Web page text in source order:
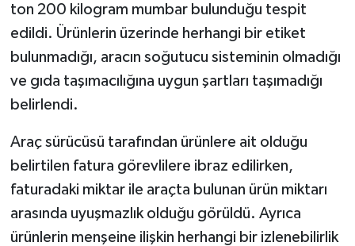
ton 200 kilogram mumbar bulunduğu tespit
edildi. Ürünlerin üzerinde herhangi bir etiket
bulunmadığı, aracın soğutucu sisteminin olmadığı
ve gıda taşımacılığına uygun şartları taşımadığı
belirlendi.
Araç sürücüsü tarafından ürünlere ait olduğu
belirtilen fatura görevlilere ibraz edilirken,
faturadaki miktar ile araçta bulunan ürün miktarı
arasında uyuşmazlık olduğu görüldü. Ayrıca
ürünlerin menşeine ilişkin herhangi bir izlenebilirlik
KÜLTÜR SANAT
MAGAZİN
Otomobil
POLİTİKA
Sağlık
SİYASET